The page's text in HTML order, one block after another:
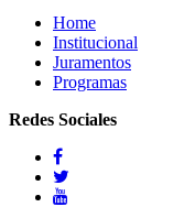
Home
Institucional
Juramentos
Programas
Redes Sociales